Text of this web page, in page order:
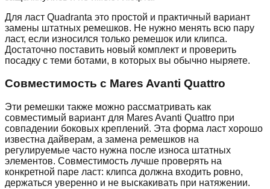
Для ласт Quadranta это простой и практичный вариант
замены штатных ремешков. Не нужно менять всю пару
ласт, если износился только ремешок или клипса.
Достаточно поставить новый комплект и проверить
посадку с теми ботами, в которых вы обычно ныряете.
Совместимость с Mares Avanti Quattro
Эти ремешки также можно рассматривать как
совместимый вариант для Mares Avanti Quattro при
совпадении боковых креплений. Эта форма ласт хорошо
известна дайверам, а замена ремешков на
регулируемые часто нужна после износа штатных
элементов. Совместимость лучше проверять на
конкретной паре ласт: клипса должна входить ровно,
держаться уверенно и не выскакивать при натяжении.